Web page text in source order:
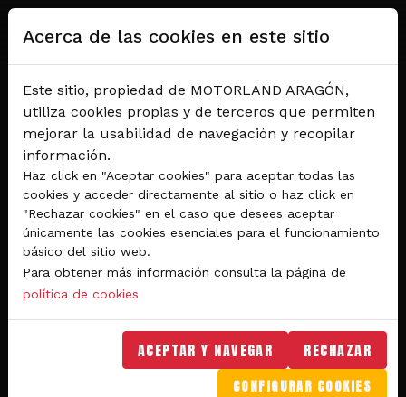
Pasar al contenido principal
Del 28 al 30 de agosto 2026
Circuito de velocidad
GRAN PREMIO
MICHELIN® DE ARAGÓN
DE MOTOGP™ 2026
Acerca de las cookies en este sitio
Este sitio, propiedad de MOTORLAND ARAGÓN,
utiliza cookies propias y de terceros que permiten
mejorar la usabilidad de navegación y recopilar
información.
Haz click en "Aceptar cookies" para aceptar todas las
cookies y acceder directamente al sitio o haz click en
"Rechazar cookies" en el caso que desees aceptar
únicamente las cookies esenciales para el funcionamiento
básico del sitio web.
Para obtener más información consulta la página de
política de cookies
ACEPTAR Y NAVEGAR RECHAZAR
CONFIGURAR COOKIES